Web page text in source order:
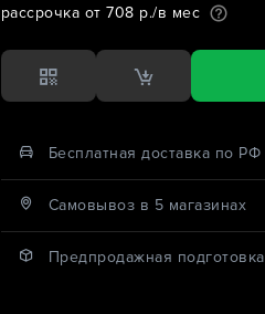
рассрочка от 708 р./в мес
Бесплатная доставка по РФ
Cамовывоз в 5 магазинах
Предпродажная подготовка